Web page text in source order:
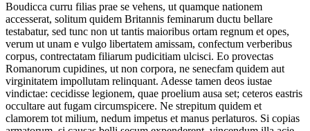
Boudicca curru filias prae se vehens, ut quamque nationem
accesserat, solitum quidem Britannis feminarum ductu bellare
testabatur, sed tunc non ut tantis maioribus ortam regnum et opes,
verum ut unam e vulgo libertatem amissam, confectum verberibus
corpus, contrectatam filiarum pudicitiam ulcisci. Eo provectas
Romanorum cupidines, ut non corpora, ne senecfam quidem aut
virginitatem impollutam relinquant. Adesse tamen deos iustae
vindictae: cecidisse legionem, quae proelium ausa set; ceteros eastris
occultare aut fugam circumspicere. Ne strepitum quidem et
clamorem tot milium, nedum impetus et manus perlaturos. Si copias